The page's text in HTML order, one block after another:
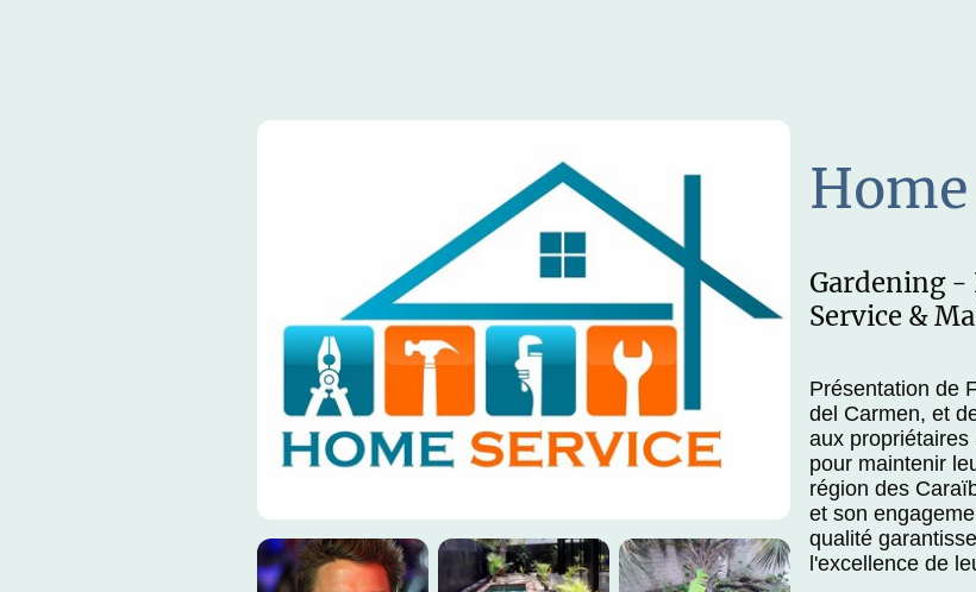
Gardening -
Service &
Présentation de
del Carmen, et
aux
pour maintenir
région des
et son
qualité
l'excellence de